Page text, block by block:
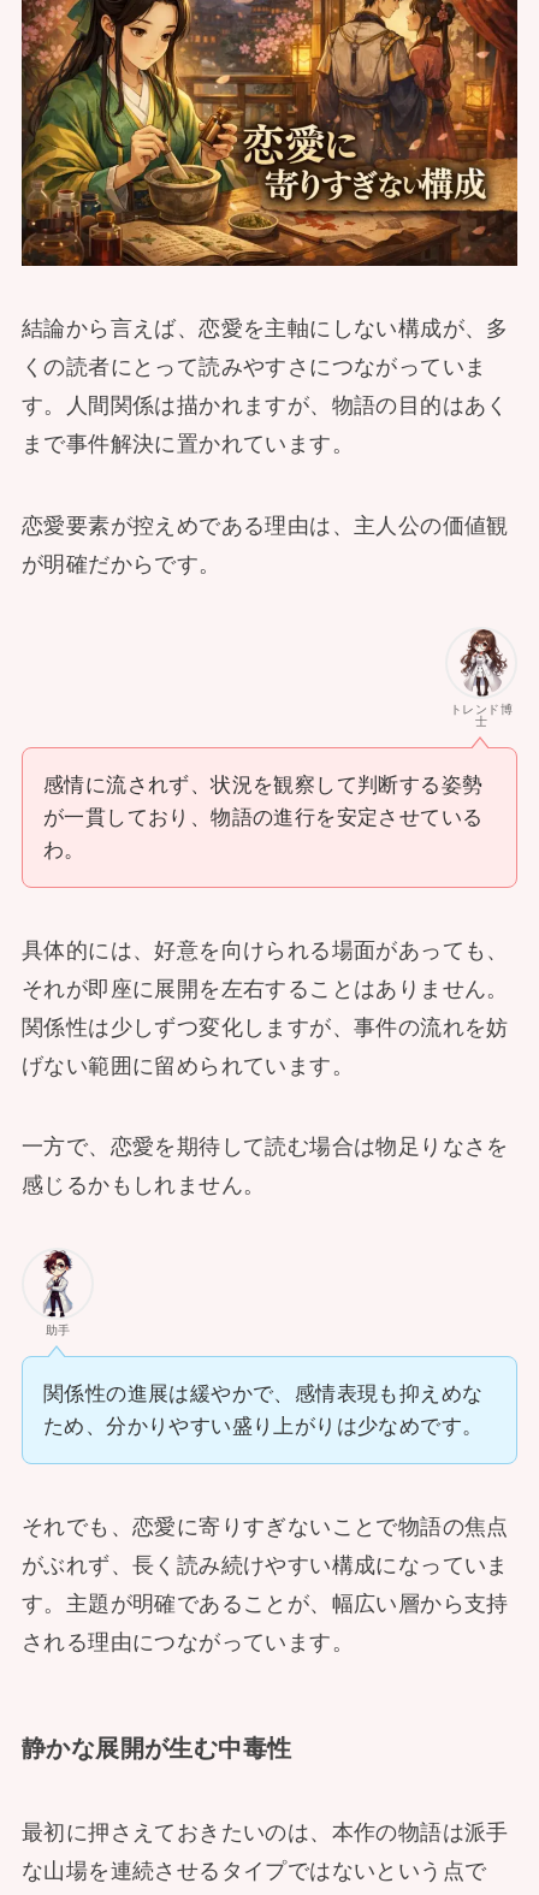
結論から言えば、恋愛を主軸にしない構成が、多
くの読者にとって読みやすさにつながっていま
す。人間関係は描かれますが、物語の目的はあく
まで事件解決に置かれています。
恋愛要素が控えめである理由は、主人公の価値観
が明確だからです。
トレンド博
士
感情に流されず、状況を観察して判断する姿勢
が一貫しており、物語の進行を安定させている
わ。
具体的には、好意を向けられる場面があっても、
それが即座に展開を左右することはありません。
関係性は少しずつ変化しますが、事件の流れを妨
げない範囲に留められています。
一方で、恋愛を期待して読む場合は物足りなさを
感じるかもしれません。
助手
関係性の進展は緩やかで、感情表現も抑えめな
ため、分かりやすい盛り上がりは少なめです。
それでも、恋愛に寄りすぎないことで物語の焦点
がぶれず、長く読み続けやすい構成になっていま
す。主題が明確であることが、幅広い層から支持
される理由につながっています。
静かな展開が生む中毒性
最初に押さえておきたいのは、本作の物語は派手
な山場を連続させるタイプではないという点で